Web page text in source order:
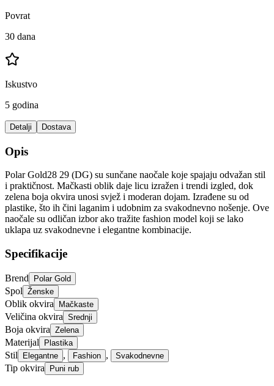
Povrat
30 dana
Iskustvo
5 godina
Detalji Dostava
Opis
Polar Gold28 29 (DG) su sunčane naočale koje spajaju odvažan stil
i praktičnost. Mačkasti oblik daje licu izražen i trendi izgled, dok
zelena boja okvira unosi svjež i moderan dojam. Izrađene su od
plastike, što ih čini laganim i udobnim za svakodnevno nošenje. Ove
naočale su odličan izbor ako tražite fashion model koji se lako
uklapa uz svakodnevne i elegantne kombinacije.
Specifikacije
Brend Polar Gold
Spol Ženske
Oblik okvira Mačkaste
Veličina okvira Srednji
Boja okvira Zelena
Materijal Plastika
Stil Elegantne , Fashion , Svakodnevne
Tip okvira Puni rub